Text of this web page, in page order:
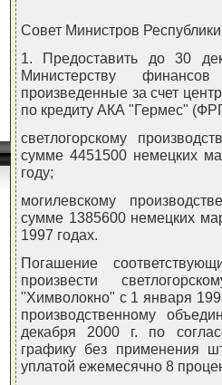
Совет Министров
1. Предоставить до 30
Министерству
произведенные за счет
по кредиту АКА "Гермес"
светлогорскому
сумме 4451500 немецких
году;
могилевскому
сумме 1385600 немецких
1997 годах.
Погашение
произвести
"Химволокно" с 1 января
производственному
декабря 2000 г. по
графику без применения
уплатой ежемесячно 8